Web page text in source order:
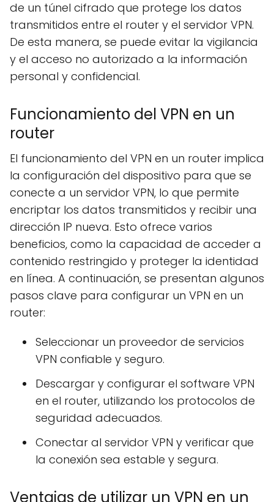
de un túnel cifrado que protege los datos
transmitidos entre el router y el servidor VPN.
De esta manera, se puede evitar la vigilancia
y el acceso no autorizado a la información
personal y confidencial.
Funcionamiento del VPN en un
router
El funcionamiento del VPN en un router implica
la configuración del dispositivo para que se
conecte a un servidor VPN, lo que permite
encriptar los datos transmitidos y recibir una
dirección IP nueva. Esto ofrece varios
beneficios, como la capacidad de acceder a
contenido restringido y proteger la identidad
en línea. A continuación, se presentan algunos
pasos clave para configurar un VPN en un
router:
Seleccionar un proveedor de servicios
VPN confiable y seguro.
Descargar y configurar el software VPN
en el router, utilizando los protocolos de
seguridad adecuados.
Conectar al servidor VPN y verificar que
la conexión sea estable y segura.
Ventajas de utilizar un VPN en un